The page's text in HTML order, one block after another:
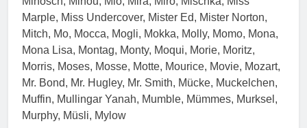
Marple, Miss Undercover, Mister Ed, Mister Norton,
Mitch, Mo, Mocca, Mogli, Mokka, Molly, Momo, Mona,
Mona Lisa, Montag, Monty, Moqui, Morie, Moritz,
Morris, Moses, Mosse, Motte, Mourice, Movie, Mozart,
Mr. Bond, Mr. Hugley, Mr. Smith, Mücke, Muckelchen,
Muffin, Mullingar Yanah, Mumble, Mümmes, Murksel,
Murphy, Müsli, Mylow